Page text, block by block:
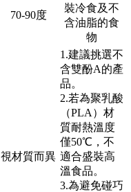
70-90度
裝冷食及不
含油脂的食
物
視材質而異
1.建議挑選不
含雙酚A的產
品。
2.若為聚乳酸
（PLA）材
質耐熱溫度
僅50℃，不
適合盛裝高
溫食品。
3.為避免碰巧